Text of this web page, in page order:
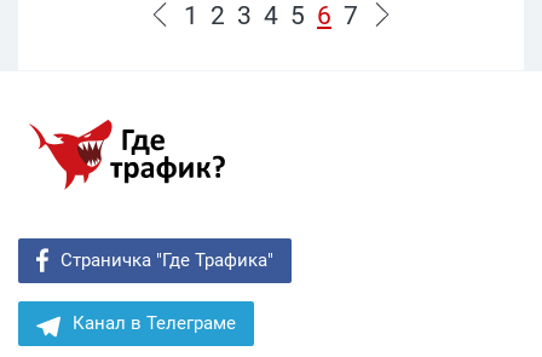
1 2 3 4 5 6 7
Страничка "Где Трафика"
Канал в Телеграме